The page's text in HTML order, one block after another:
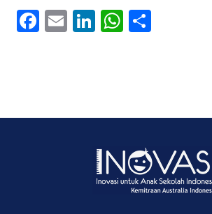
Facebook
EmailLinkedIn
WhatsApp